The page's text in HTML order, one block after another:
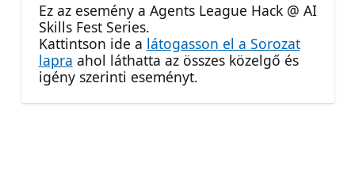
Ez az esemény a Agents League Hack @ AI
Skills Fest Series.
Kattintson ide a látogasson el a Sorozat
lapra ahol láthatta az összes közelgő és
igény szerinti eseményt.